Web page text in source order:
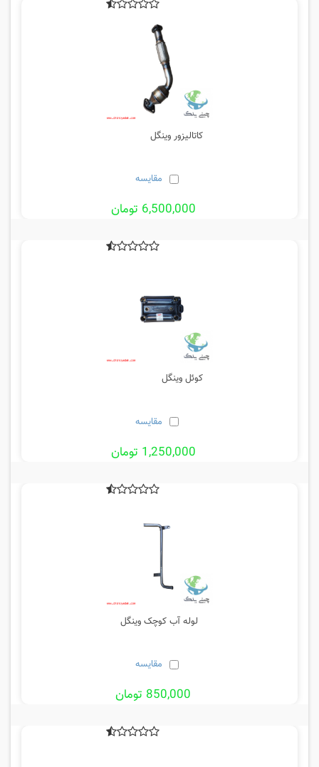
کاتالیزور وینگل
مقایسه
6,500,000 تومان
کوئل وینگل
مقایسه
1,250,000 تومان
لوله آب کوچک وینگل
مقایسه
850,000 تومان